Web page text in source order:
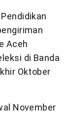
Aceh
di Banda
Oktober
November